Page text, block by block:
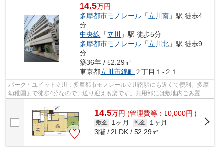
14.5万円
多摩都市モノレール 「立川南 」駅 徒歩4
分
中央線 「立川
」駅 徒歩5分
多摩都市モノレール 「立川北 」駅 徒歩9
分
築36年 / 52.29㎡
東京都立川市錦町２丁目１-２１
パーク・ユイット立川：多摩都市モノレール立川南駅にも近くて便利。多摩
幼稚園まで徒歩4分なので、送り迎えも楽です。共用部には敷地内ごみ置き
場・エレベータなど様々な設備やサービ...
14.5万円 (管理費等：10,000円 )
敷金 1ヶ月 礼金
1ヶ月
3階 / 2LDK / 52.29㎡